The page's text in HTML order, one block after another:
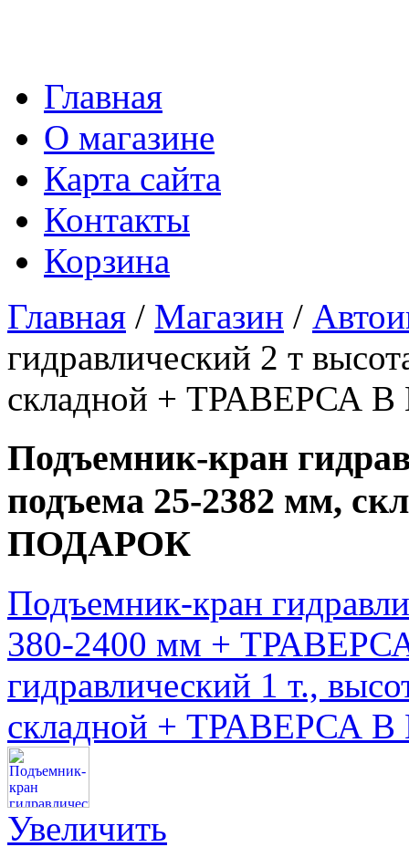
Главная
О магазине
Карта сайта
Контакты
Корзина
Главная / Магазин /
гидравлический 2 т
складной + ТРАВЕРСА
Подъемник-кран
подъема 25-2382 мм,
ПОДАРОК
Подъемник-кран
380-2400 мм +
гидравлический 1 т.,
складной + ТРАВЕРСА
Увеличить